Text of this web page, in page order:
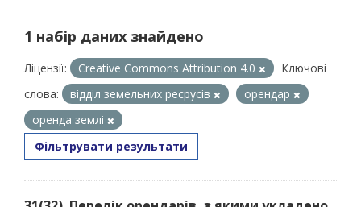
1 набір даних знайдено
Ліцензії: Creative Commons Attribution 4.0
Ключові
слова:
відділ земельних ресрусів
орендар
оренда землі
Фільтрувати результати